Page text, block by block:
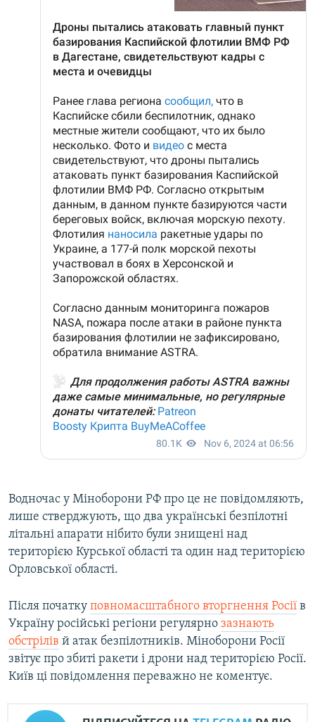
Водночас у Міноборони РФ про це не повідомляють,
лише стверджують, що два українські безпілотні
літальні апарати нібито були знищені над
територією Курської області та один над територією
Орловської області.
Після початку повномасштабного вторгнення Росії в
Україну російські регіони регулярно зазнають
обстрілів й атак безпілотників. Міноборони Росії
звітує про збиті ракети і дрони над територією Росії.
Київ ці повідомлення переважно не коментує.